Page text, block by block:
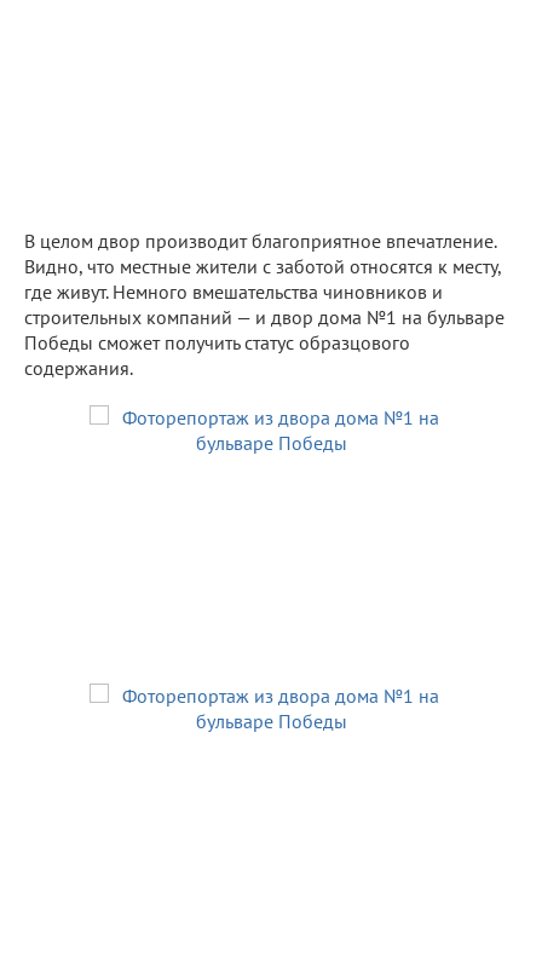
В целом двор производит благоприятное впечатление.
Видно, что местные жители с заботой относятся к месту,
где живут. Немного вмешательства чиновников и
строительных компаний — и двор дома №1 на бульваре
Победы сможет получить статус образцового
содержания.